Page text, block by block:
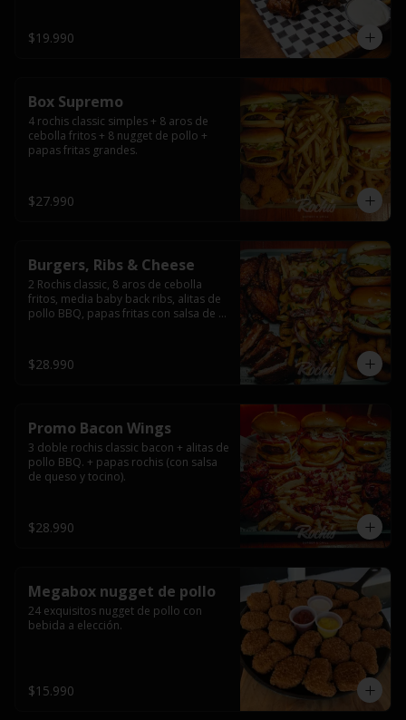
$19.990
Box Supremo
4 rochis classic simples + 8 aros de
cebolla fritos + 8 nugget de pollo +
papas fritas grandes.
$27.990
Burgers, Ribs & Cheese
2 Rochis classic, 8 aros de cebolla
fritos, media baby back ribs, alitas de
pollo BBQ, papas fritas con salsa de
$28.990
Promo Bacon Wings
3 doble rochis classic bacon + alitas de
pollo BBQ. + papas rochis (con salsa
de queso y tocino).
$28.990
Megabox nugget de pollo
24 exquisitos nugget de pollo con
bebida a elección.
$15.990